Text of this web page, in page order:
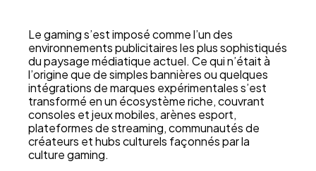
Le gaming s’est imposé comme l’un des
environnements publicitaires les plus sophistiqués
du paysage médiatique actuel. Ce qui n’était à
l’origine que de simples bannières ou quelques
intégrations de marques expérimentales s’est
transformé en un écosystème riche, couvrant
consoles et jeux mobiles, arènes esport,
plateformes de streaming, communautés de
créateurs et hubs culturels façonnés par la
culture gaming.